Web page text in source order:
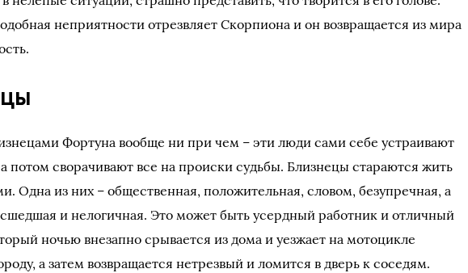
неприятности отрезвляет Скорпиона и он возвращается из мира
Фортуна вообще ни при чем – эти люди сами себе устраивают
потом сворачивают все на происки судьбы. Близнецы стараются жить
Одна из них – общественная, положительная, словом, безупречная, а
и нелогичная. Это может быть усердный работник и отличный
ночью внезапно срывается из дома и уезжает на мотоцикле
а затем возвращается нетрезвый и ломится в дверь к соседям.